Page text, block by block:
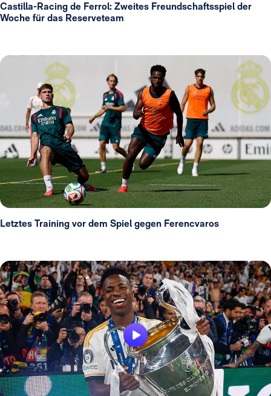
Castilla-Racing de Ferrol: Zweites Freundschaftsspiel der
Woche für das Reserveteam
Letztes Training vor dem Spiel gegen Ferencvaros